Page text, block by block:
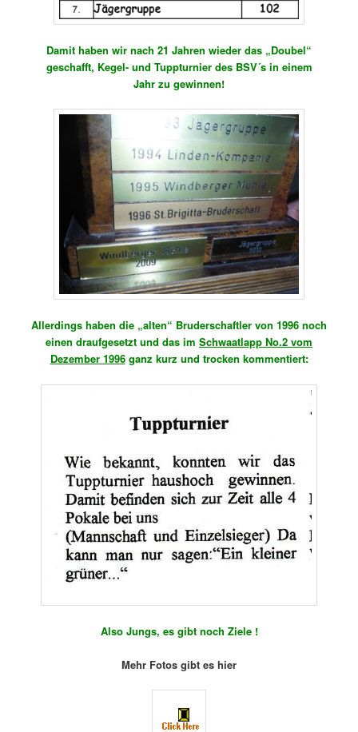
Damit haben wir nach 21 Jahren wieder das „Doubel“
geschafft, Kegel- und Tuppturnier des BSV´s in einem
Jahr zu gewinnen!
Allerdings haben die „alten“ Bruderschaftler von 1996 noch
einen draufgesetzt und das im Schwaatlapp No.2 vom
Dezember 1996 ganz kurz und trocken kommentiert:
Also Jungs, es gibt noch Ziele !
Mehr Fotos gibt es hier